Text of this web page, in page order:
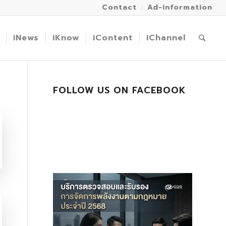
Contact Ad-information
iNews iKnow iContent iChannel
FOLLOW US ON FACEBOOK